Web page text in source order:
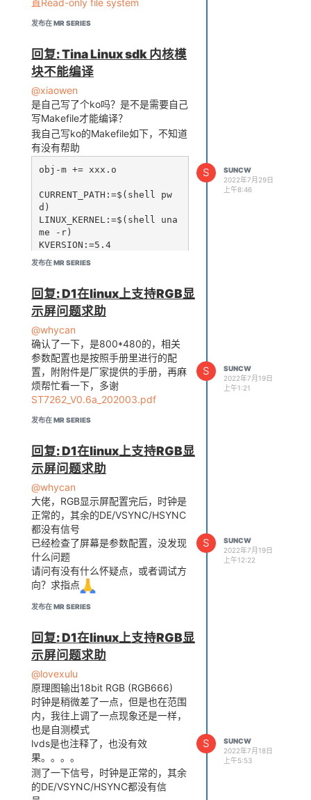
直Read-only file system
发布在 MR SERIES
回复: Tina Linux sdk 内核模
块不能编译
@xiaowen
是自己写了个ko吗？是不是需要自己
写Makefile才能编译？
我自己写ko的Makefile如下，不知道
有没有帮助
obj-m += xxx.o
CURRENT_PATH:=$(shell pw
d)
LINUX_KERNEL:=$(shell una
me -r)
KVERSION:=5.4
KDIR=/home/allwinner/tina
-d1-h/out/d1-h-nezha/comp
-nezha/linux-5.4.61
#complie object
CC=riscv64-unknown-linux-
gnu-gcc
all:
        make -C $(KDIR) M
=$(PWD) modules  CROSS_CO
MPILE=riscv64-unknown-lin
ux-gnu-   ARCH=riscv
#clean
        make -C $(KDIR) M
=$(CURRENT_PATH) clean
发布在 MR SERIES
S
SUNCW
2022年7月29日
上午8:46
回复: D1在linux上支持RGB显
示屏问题求助
@whycan
确认了一下，是800*480的，相关
参数配置也是按照手册里进行的配
置，附附件是厂家提供的手册，再麻
烦帮忙看一下，多谢
ST7262_V0.6a_202003.pdf
发布在 MR SERIES
S
SUNCW
2022年7月19日
上午1:21
回复: D1在linux上支持RGB显
示屏问题求助
@whycan
大佬，RGB显示屏配置完后，时钟是
正常的，其余的DE/VSYNC/HSYNC
都没有信号
已经检查了屏幕是参数配置，没发现
什么问题
请问有没有什么怀疑点，或者调试方
向？求指点
发布在 MR SERIES
S
SUNCW
2022年7月19日
上午12:22
回复: D1在linux上支持RGB显
示屏问题求助
@lovexulu
原理图输出18bit RGB (RGB666)
时钟是稍微差了一点，但是也在范围
内，我往上调了一点现象还是一样，
也是自测模式
lvds是也注释了，也没有效
果。。。。
测了一下信号，时钟是正常的，其余
的DE/VSYNC/HSYNC都没有信
S
SUNCW
2022年7月18日
上午5:53